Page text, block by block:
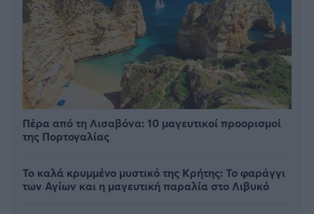
Πέρα από τη Λισαβόνα: 10 μαγευτικοί προορισμοί
της Πορτογαλίας
Το καλά κρυμμένο μυστικό της Κρήτης: Το φαράγγι
των Αγίων και η μαγευτική παραλία στο Λιβυκό